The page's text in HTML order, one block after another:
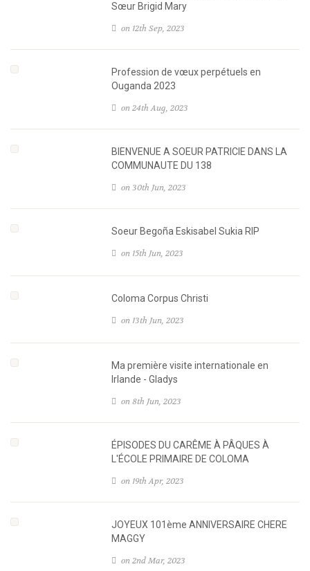
Sœur Brigid Mary
on 12th Sep, 2023
Profession de vœux perpétuels en
Ouganda 2023
on 24th Aug, 2023
BIENVENUE A SOEUR PATRICIE DANS LA
COMMUNAUTE DU 138
on 30th Jun, 2023
Soeur Begoña Eskisabel Sukia RIP
on 15th Jun, 2023
Coloma Corpus Christi
on 13th Jun, 2023
Ma première visite internationale en
Irlande - Gladys
on 8th Jun, 2023
ÉPISODES DU CARÊME À PÂQUES À
L'ÉCOLE PRIMAIRE DE COLOMA
on 19th Apr, 2023
JOYEUX 101ème ANNIVERSAIRE CHERE
MAGGY
on 2nd Mar, 2023